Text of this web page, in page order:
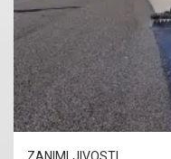
ZANIMLJIVOSTI